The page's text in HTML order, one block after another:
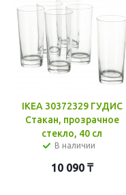
IKEA 30372329 ГУДИС
Стакан, прозрачное
стекло, 40 сл
В наличии
10 090₸